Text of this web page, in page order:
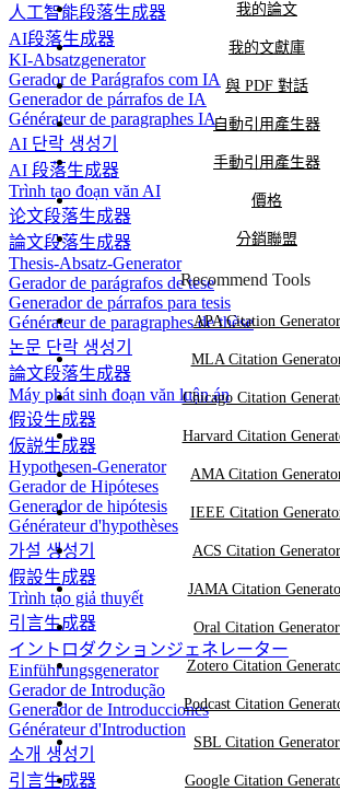
人工智能段落生成器
AI段落生成器
KI-Absatzgenerator
Gerador de Parágrafos com IA
Generador de párrafos de IA
Générateur de paragraphes IA
AI 단락 생성기
AI 段落生成器
Trình tạo đoạn văn AI
论文段落生成器
論文段落生成器
Thesis-Absatz-Generator
Gerador de parágrafos de tese
Generador de párrafos para tesis
Générateur de paragraphes de thèse
논문 단락 생성기
論文段落生成器
Máy phát sinh đoạn văn luận án
假设生成器
仮説生成器
Hypothesen-Generator
Gerador de Hipóteses
Generador de hipótesis
Générateur d'hypothèses
가설 생성기
假設生成器
Trình tạo giả thuyết
引言生成器
イントロダクションジェネレーター
Einführungsgenerator
Gerador de Introdução
Generador de Introducciones
Générateur d'Introduction
소개 생성기
引言生成器
我的論文
我的文獻庫
與 PDF 對話
自動引用產生器
手動引用產生器
價格
分銷聯盟
Recommend Tools
APA Citation Generator
MLA Citation
Chicago Citation
Harvard Citation
AMA Citation
IEEE Citation
ACS Citation Generator
JAMA Citation
Oral Citation Generator
Zotero Citation
Podcast Citation
SBL Citation Generator
Google Citation